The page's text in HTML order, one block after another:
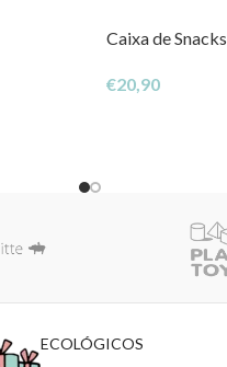
Caixa de
€20,90
ECOLÓGICOS